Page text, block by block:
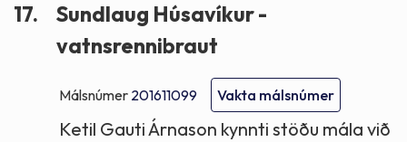
17.
Sundlaug Húsavíkur -
vatnsrennibraut
Málsnúmer 201611099 Vakta málsnúmer
Ketil Gauti Árnason kynnti stöðu mála við